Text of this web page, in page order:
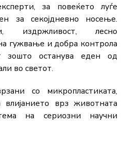
за повеќето луѓе
за секојдневно носење.
издржливост, лесно
гужвање и добра контрола
зошто останува еден од
во светот.
со микропластиката,
врз животната
на сериозни научни